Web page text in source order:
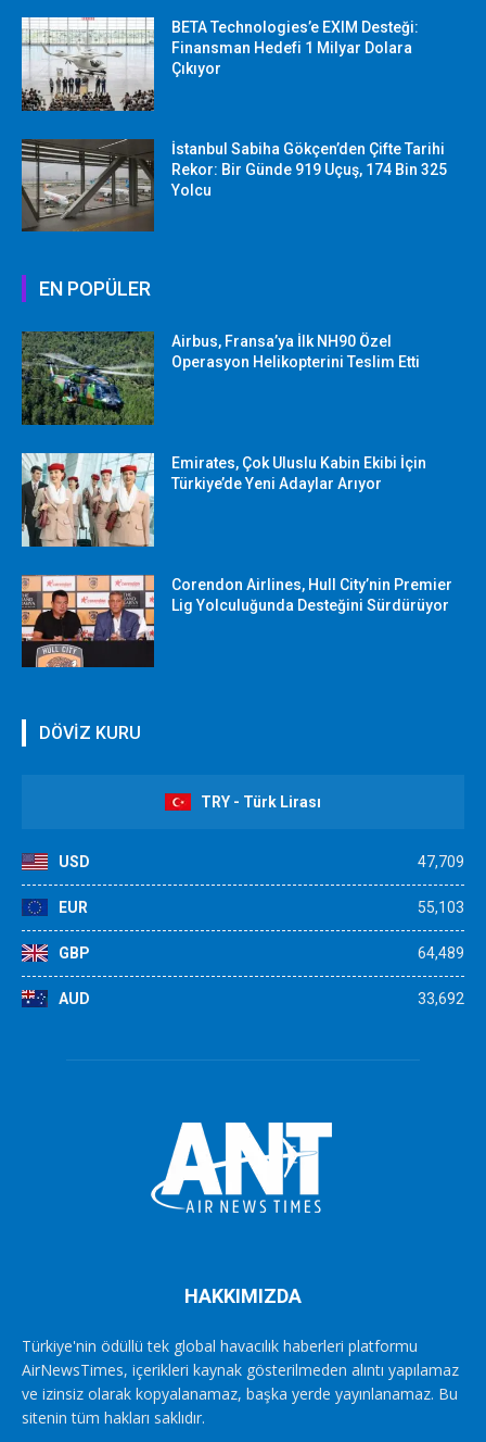
BETA Technologies’e EXIM Desteği:
Finansman Hedefi 1 Milyar Dolara
Çıkıyor
İstanbul Sabiha Gökçen’den Çifte Tarihi
Rekor: Bir Günde 919 Uçuş, 174 Bin 325
Yolcu
EN POPÜLER
Airbus, Fransa’ya İlk NH90 Özel
Operasyon Helikopterini Teslim Etti
Emirates, Çok Uluslu Kabin Ekibi İçin
Türkiye’de Yeni Adaylar Arıyor
Corendon Airlines, Hull City’nin Premier
Lig Yolculuğunda Desteğini Sürdürüyor
DÖVİZ KURU
TRY - Türk Lirası
USD 47,709
EUR 55,103
GBP 64,489
AUD 33,692
HAKKIMIZDA
Türkiye'nin ödüllü tek global havacılık haberleri platformu
AirNewsTimes, içerikleri kaynak gösterilmeden alıntı yapılamaz
ve izinsiz olarak kopyalanamaz, başka yerde yayınlanamaz. Bu
sitenin tüm hakları saklıdır.